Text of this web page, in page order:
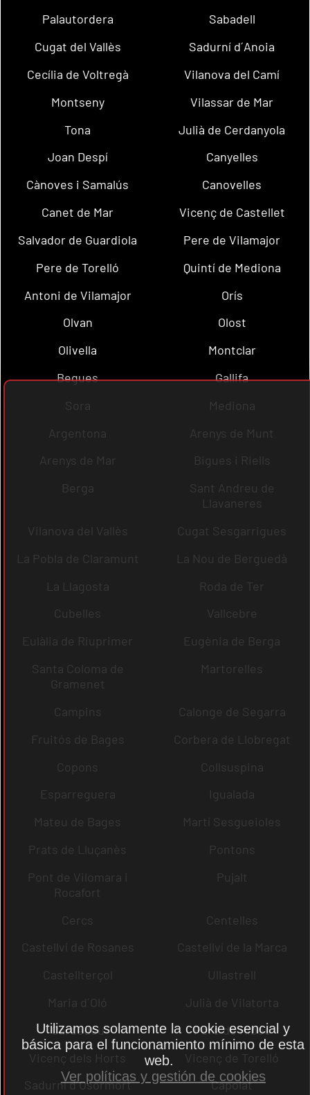
Palautordera
Sabadell
Cugat del Vallès
Sadurní d´Anoia
Cecília de Voltregà
Vilanova del Camí
Montseny
Vilassar de Mar
Tona
Julià de Cerdanyola
Joan Despí
Canyelles
Cànoves i Samalús
Canovelles
Canet de Mar
Vicenç de Castellet
Salvador de Guardiola
Pere de Vilamajor
Pere de Torelló
Quintí de Mediona
Antoni de Vilamajor
Orís
Olvan
Olost
Olivella
Montclar
Begues
Gallifa
Sora
Mediona
Argentona
Arenys de Munt
Arenys de Mar
Bigues i Riells
Berga
Sant Andreu de
Llavaneres
Vilanova del Vallès
Cugat Sesgarrigues
La Pobla de Claramunt
La Nou de Berguedà
La Llagosta
Roda de Ter
Cubelles
Vallcebre
Eulàlia de Riuprimer
Eugènia de Berga
Santa Coloma de
Gramenet
Martorelles
Campins
Calonge de Segarra
Fruitós de Bages
Corbera de Llobregat
Copons
Collsuspina
Esparreguera
Igualada
Mateu de Bages
Martí Sesgueioles
Prats de Lluçanès
Pontons
Pont de Vilomara i
Rocafort
Pujalt
Cercs
Centelles
Castellví de Rosanes
Castellví de la Marca
Castellterçol
Ullastrell
Maria d´Oló
Julià de Vilatorta
Cardedeu
Pere de Ribes
Vicenç dels Horts
Vicenç de Torelló
Sadurní d´Osormort
Capolat
Utilizamos solamente la cookie esencial y
básica para el funcionamiento mínimo de esta
web.
Ver políticas y gestión de cookies